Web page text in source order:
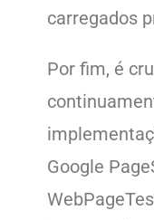
carregados
Por fim, é
Google